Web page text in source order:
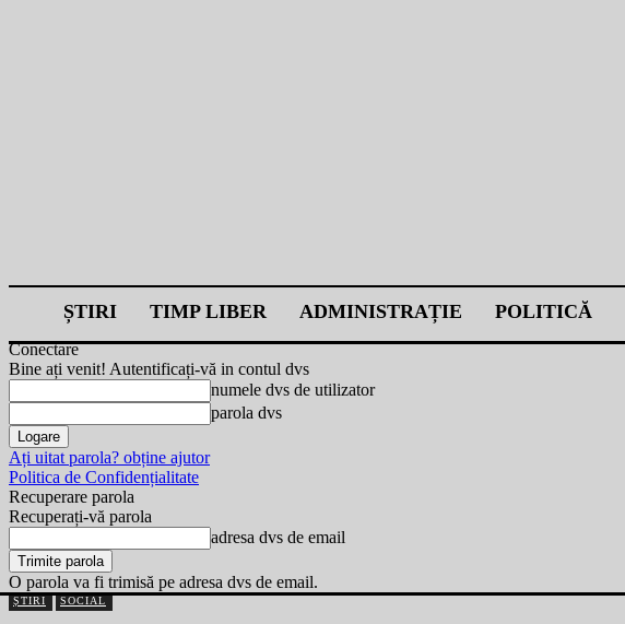
ȘTIRI TIMP LIBER ADMINISTRAȚIE POLITICĂ
Conectare
Bine ați venit! Autentificați-vă in contul dvs
numele dvs de utilizator
parola dvs
Ați uitat parola? obține ajutor
Politica de Confidențialitate
Recuperare parola
Recuperați-vă parola
adresa dvs de email
O parola va fi trimisă pe adresa dvs de email.
ȘTIRI SOCIAL